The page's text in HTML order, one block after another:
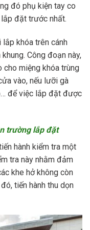
đó phụ kiện tay co
đặt trước nhất.
khóa trên cánh
Công đoạn này,
cho miệng khóa trùng
vào, nếu lưỡi gà
để việc lắp đặt được
trường lắp đặt
hành kiểm tra một
tra này nhằm đảm
khe hở không còn
tiến hành thu dọn